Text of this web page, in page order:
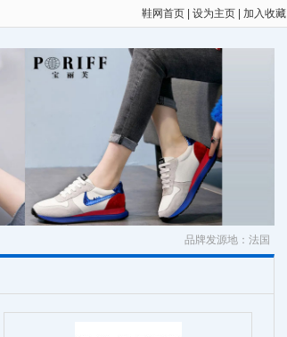
鞋网首页 设为主页 加入收藏
品牌发源地：法国